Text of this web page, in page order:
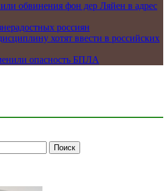
обвинения фон дер Ляйен в адрес
россиян
хотят ввести в российских
опасность БПЛА